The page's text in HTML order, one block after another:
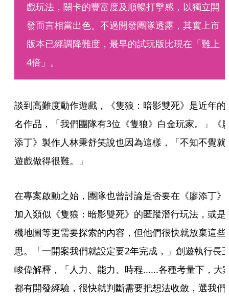
戲玩法，關卡的豐富度及順暢打擊感，以獨立開
發而言相當出色。不過開發團隊透露，其實上市
版本已經調降難度，最早的試玩版比現在「難上
4倍」。
談到高難度動作遊戲，《隻狼：暗影雙死》是近年的
名作品，「我們團隊有3位《隻狼》白金玩家。」《
添丁》製作人林秉舒笑說也因為這樣，「不知不覺就
遊戲做得很難。」
在專案啟動之始，團隊也曾討論是否要在《廖添丁》
加入類似《隻狼：暗影雙死》的匿蹤潛行玩法，或是
機地圖等更需要探索的內容，但他們很快就放棄這些
思。「一開案我們就設定要2年完成，」創遊執行長
峻偉解釋，「人力、能力、時程......各種考量下，大
都有開發經驗，很快就判斷需要把想法收斂，選我們